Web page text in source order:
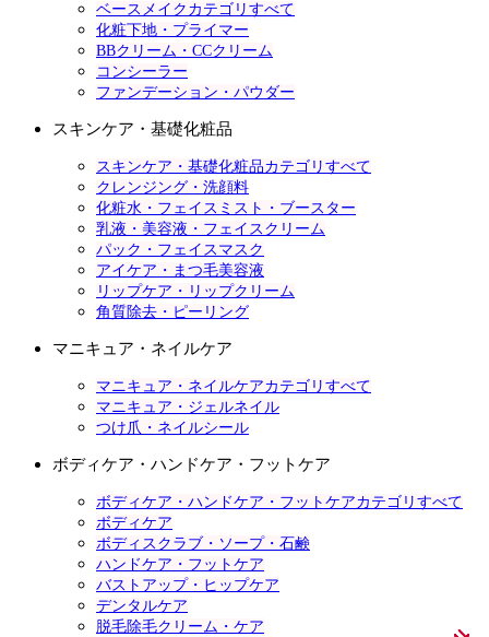
ベースメイクカテゴリすべて
化粧下地・プライマー
BBクリーム・CCクリーム
コンシーラー
ファンデーション・パウダー
スキンケア・基礎化粧品
スキンケア・基礎化粧品カテゴリすべて
クレンジング・洗顔料
化粧水・フェイスミスト・ブースター
乳液・美容液・フェイスクリーム
パック・フェイスマスク
アイケア・まつ毛美容液
リップケア・リップクリーム
角質除去・ピーリング
マニキュア・ネイルケア
マニキュア・ネイルケアカテゴリすべて
マニキュア・ジェルネイル
つけ爪・ネイルシール
ボディケア・ハンドケア・フットケア
ボディケア・ハンドケア・フットケアカテゴリすべて
ボディケア
ボディスクラブ・ソープ・石鹸
ハンドケア・フットケア
バストアップ・ヒップケア
デンタルケア
脱毛除毛クリーム・ケア